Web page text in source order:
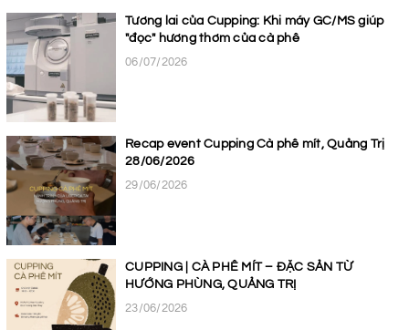
Tương lai của Cupping: Khi máy GC/MS giúp
"đọc" hương thơm của cà phê
06/07/2026
Recap event Cupping Cà phê mít, Quảng Trị
28/06/2026
29/06/2026
CUPPING | CÀ PHÊ MÍT – ĐẶC SẢN TỪ
HƯỚNG PHÙNG, QUẢNG TRỊ
23/06/2026